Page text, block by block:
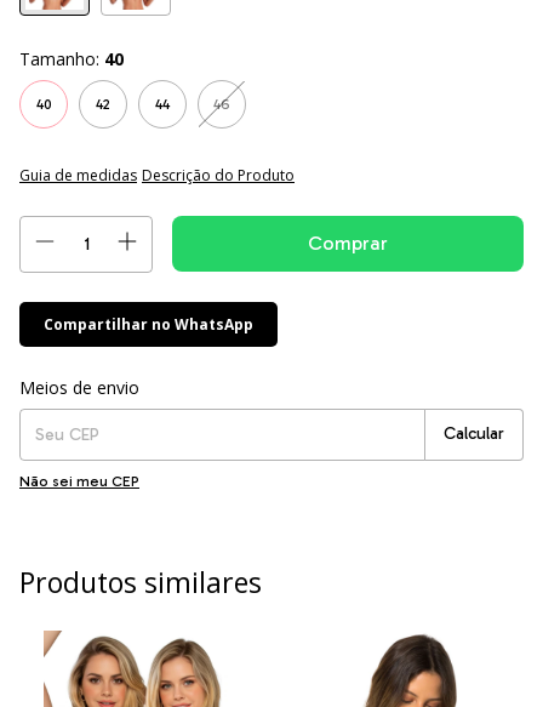
Tamanho: 40
40 42 44 46
Guia de medidas Descrição do Produto
Compartilhar no WhatsApp
Entregas para o CEP:
Meios de envio
Calcular
Não sei meu CEP
Produtos similares